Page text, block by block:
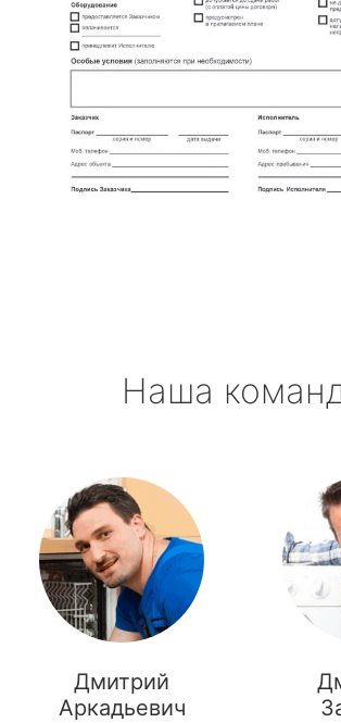
Наша
Дмитрий
Аркадьевич